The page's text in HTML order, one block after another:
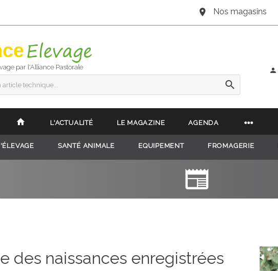
Nos magasins
par l'Alliance Pastorale
technique...
L'ACTUALITÉ LE MAGAZINE AGENDA
SANTÉ ANIMALE EQUIPEMENT FROMAGERIE
des naissances enregistrées